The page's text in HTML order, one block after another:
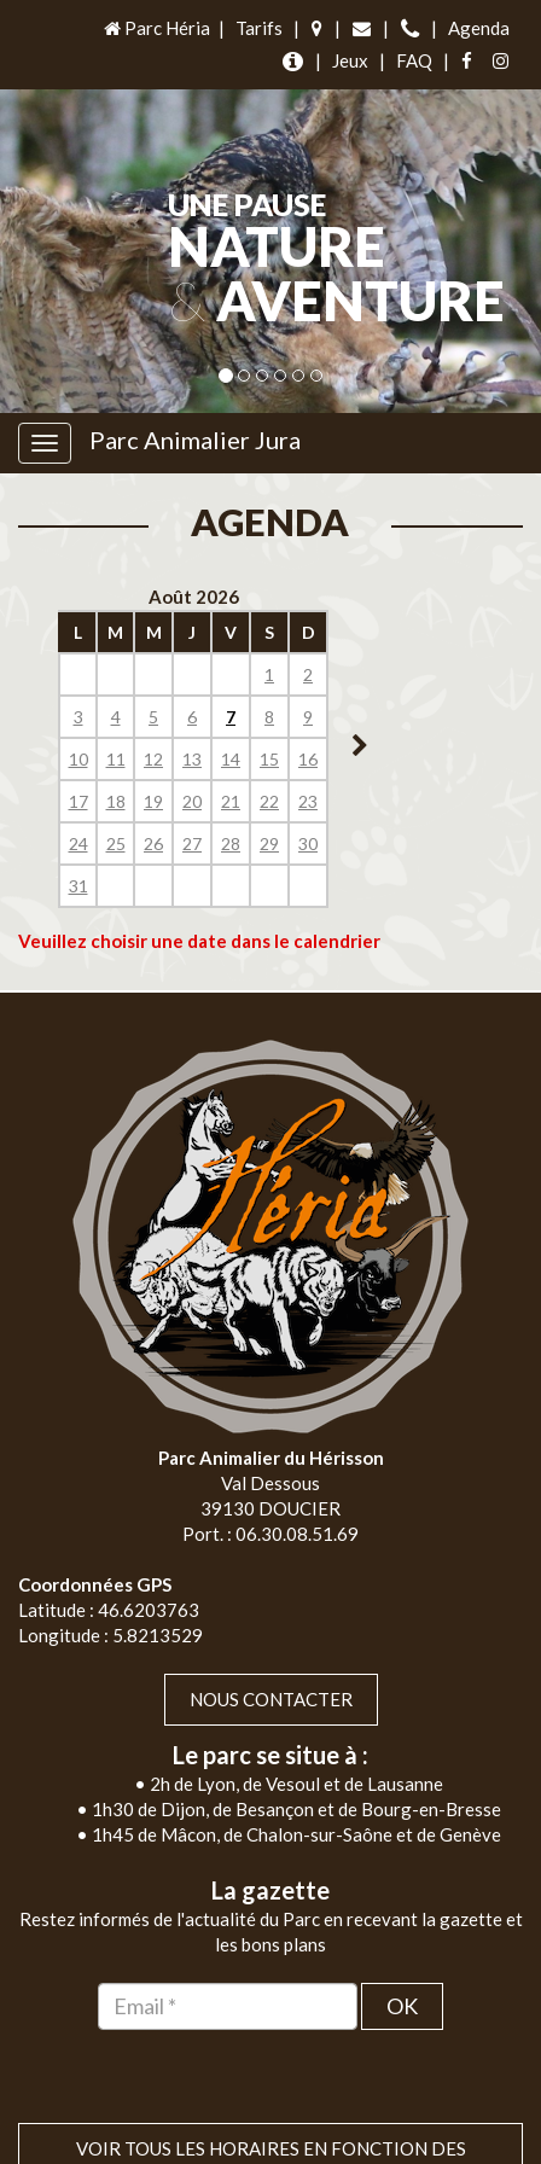
Parc Héria | Tarifs | | | |
Agenda
|
Jeux | FAQ |
UNE PAUSE
NATURE
&AVENTURE
Parc Animalier Jura
AGENDA
Août 2026
L M M J V S D
1 2
3 4 5 6 7 8 9
10 11 12 13 14 15 16
17 18 19 20 21 22 23
24 25 26 27 28 29 30
31
14
Veuillez choisir une date dans le calendrier
Parc Animalier du Hérisson
Val Dessous
39130 DOUCIER
Port. : 06.30.08.51.69
Coordonnées GPS
Latitude : 46.6203763
Longitude : 5.8213529
NOUS CONTACTER
Le parc se situe à :
• 2h de Lyon, de Vesoul et de Lausanne
• 1h30 de Dijon, de Besançon et de Bourg-en-Bresse
• 1h45 de Mâcon, de Chalon-sur-Saône et de Genève
La gazette
Restez informés de l'actualité du Parc en recevant la gazette et
les bons plans
OK
VOIR TOUS LES HORAIRES EN FONCTION DES